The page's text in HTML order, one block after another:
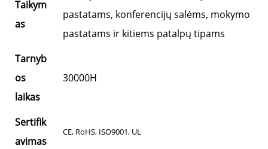
Taikym
as
pastatams, konferencijų salėms, mokymo
pastatams ir kitiems patalpų tipams
Tarnyb
os
laikas
30000H
Sertifik
avimas
CE, RoHS, ISO9001, UL